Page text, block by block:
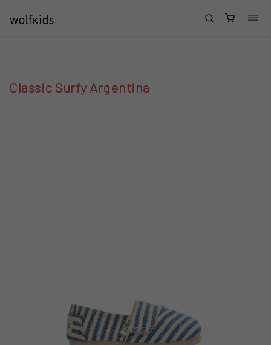
Nákupní
košík
Classic Surfy Argentina